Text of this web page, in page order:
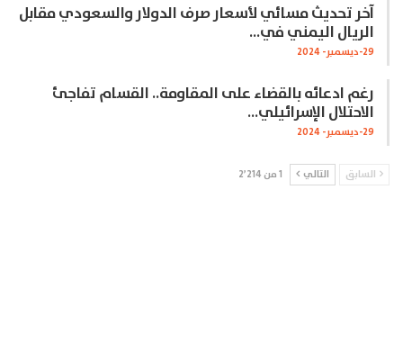
آخر تحديث مسائي لأسعار صرف الدولار والسعودي مقابل
الريال اليمني في…
29-ديسمبر- 2024
رغم ادعائه بالقضاء على المقاومة.. القسام تفاجئ
الاحتلال الإسرائيلي…
29-ديسمبر- 2024
السابق التالي 1 من 2٬214